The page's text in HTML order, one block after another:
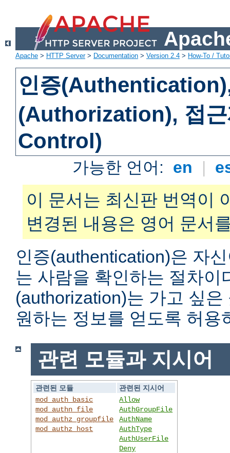
Apache > HTTP Server> Documentation > Version 2.4 > How-To /
인증
(Authorization), 접
Control)
가능한 언어: en |
이 문서는 최신판 번역이
변경된 내용은 영어 문서
인증(authentication)은 자
는 사람을 확인하는 절차이
(authorization)는 가고 싶
원하는 정보를 얻도록 허용
관련 모듈과 지시어
관련된 모듈
관련된 지시어
mod_auth_basic
mod_authn_file
mod_authz_groupfile
mod_authz_host
Allow
AuthGroupFile
AuthName
AuthType
AuthUserFile
Deny